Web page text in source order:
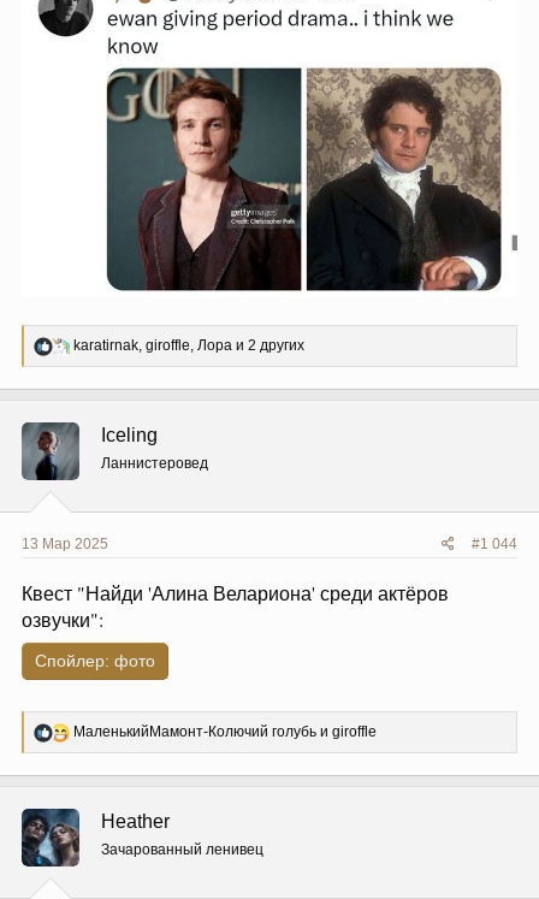
Р
ц
и
и
:
karatirnak giroffle Лора и 2 других
Iceling
Ланнистеровед
13 Мар 2025 #1 044
Квест "Найди 'Алина Велариона' среди актёров
озвучки":
Спойлер: фото
Р
ц
и
и
:
МаленькийМамонт-Колючий голубь и giroffle
Heather
Зачарованный ленивец